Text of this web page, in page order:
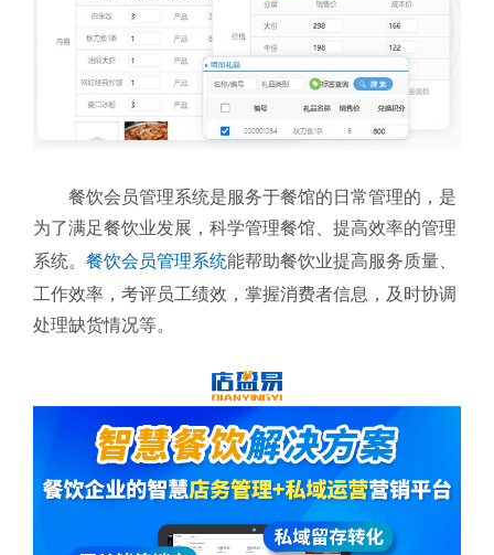
餐饮会员管理系统是服务于餐馆的日常管理的，是
为了满足餐饮业发展，科学管理餐馆、提高效率的管理
系统。 餐饮会员管理系统能帮助餐饮业提高服务质量、
工作效率，考评员工绩效，掌握消费者信息，及时协调
处理缺货情况等。